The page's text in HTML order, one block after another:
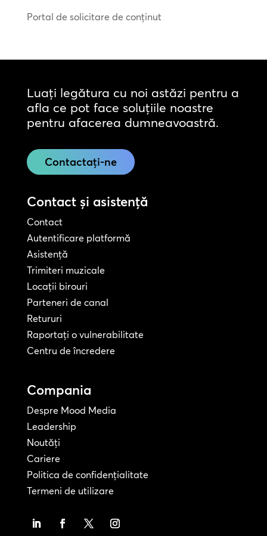
Portal de solicitare de conținut
Luați legătura cu noi astăzi pentru a
afla ce pot face soluțiile noastre
pentru afacerea dumneavoastră.
Contactați-ne
Contact și asistență
Contact
Autentificare platformă
Asistență
Trimiteri muzicale
Locații birouri
Parteneri de canal
Retururi
Raportați o vulnerabilitate
Centru de încredere
Compania
Despre Mood Media
Leadership
Noutăți
Cariere
Politica de confidențialitate
Termeni de utilizare